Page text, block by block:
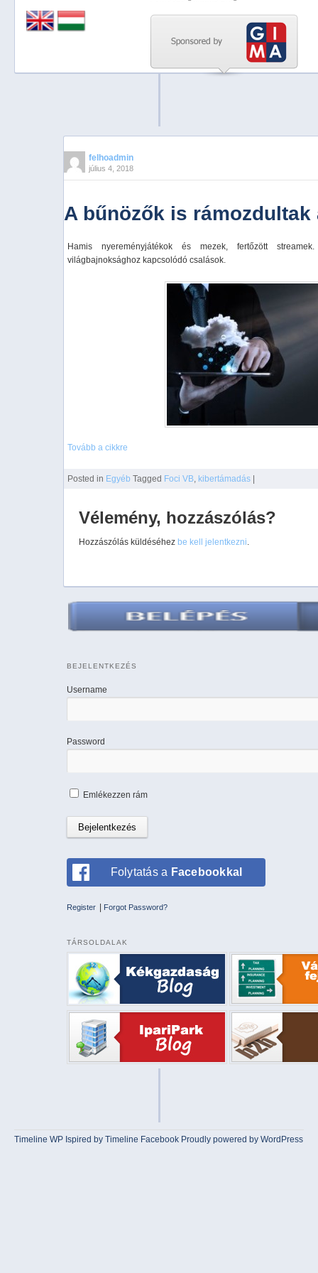
felhoadmin
július 4, 2018
A bűnözők is rámozdultak
Hamis nyereményjátékok és mezek, fertőzött
világbajnoksághoz kapcsolódó csalások.
Tovább a cikkre
Posted in Egyéb Tagged Foci VB, kibertámadás |
Vélemény, hozzászólás?
Hozzászólás küldéséhez be kell jelentkezni.
BEJELENTKEZÉS
Username
Password
Emlékezzen rám
Folytatás a Facebookkal
Register Forgot Password?
TÁRSOLDALAK
Timeline WP Ispired byTimeline Facebook Proudly powered by WordPress